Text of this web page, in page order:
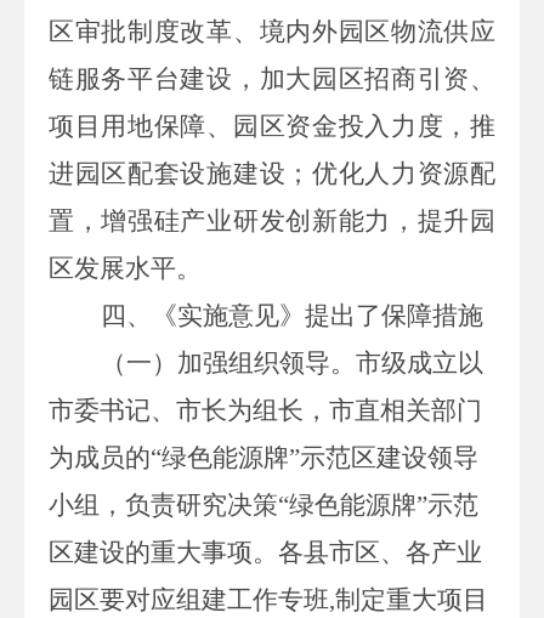
区审批制度改革、境内外园区物流供应
链服务平台建设 ，加大 园区招商引资、
项目用地保障、
园区资金投入力度， 推
进园区配套设施建设； 优化人力资源配
置，增强硅产业研发创新能力， 提升园
区发展水平。
四、《实施意见》提出了保障措施
（一）加强组织领导。 市级成立以
市委书记、市长为组长，市直相关部门
为成员的“绿色能源牌”示范区建设领导
小组，负责研究决策“绿色能源牌”示范
区建设的重大事项。 各县市区、各产业
园区要对应组建工作专班,制定重大项目